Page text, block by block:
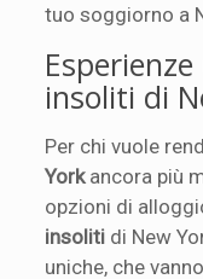
tuo soggiorno a
insoliti di
Per chi vuole
Yorkancora più
opzioni di
insoliti di New
uniche, che